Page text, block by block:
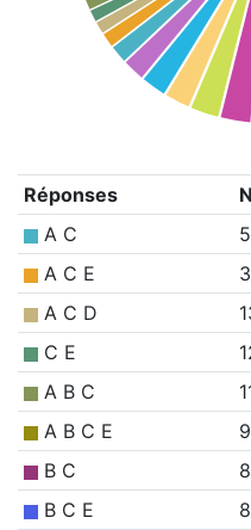
Réponses
A C
A C E
A C D
C E
A B C
A B C E
B C
B C E